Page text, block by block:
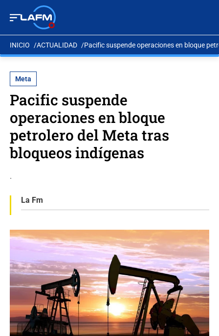
INICIO ACTUALIDAD Pacific suspende operaciones en bloque
Meta
Pacific suspende
operaciones en bloque
petrolero del Meta tras
bloqueos indígenas
.
La Fm